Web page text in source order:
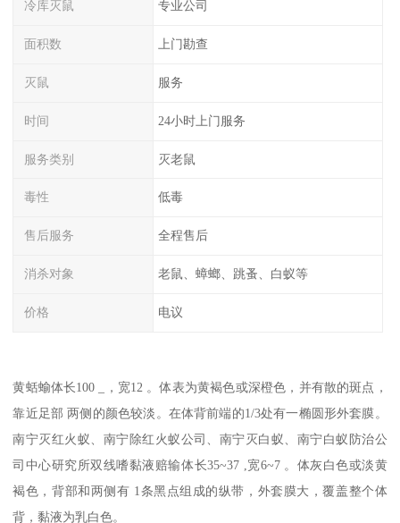
冷库灭鼠 专业公司
面积数 上门勘查
灭鼠 服务
时间 24小时上门服务
服务类别 灭老鼠
毒性 低毒
售后服务 全程售后
消杀对象 老鼠、蟑螂、跳蚤、白蚁等
价格 电议
黄蛞蝓体长100 _，宽12 。体表为黄褐色或深橙色，并有散的斑点，
靠近足部 两侧的颜色较淡。在体背前端的1/3处有一椭圆形外套膜。
南宁灭红火蚁、南宁除红火蚁公司、南宁灭白蚁、南宁白蚁防治公
司中心研究所双线嗜黏液赔输体长35~37 ,宽6~7 。体灰白色或淡黄
褐色，背部和两侧有 1条黑点组成的纵带，外套膜大，覆盖整个体
背，黏液为乳白色。